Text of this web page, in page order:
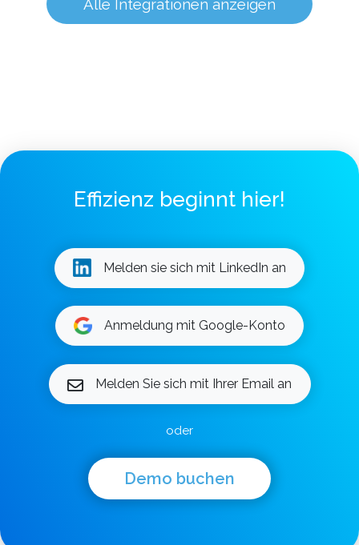
Alle Integrationen anzeigen
Effizienz beginnt hier!
Melden sie sich mit LinkedIn an
Anmeldung mit Google-Konto
Melden Sie sich mit Ihrer Email an
oder
Demo buchen